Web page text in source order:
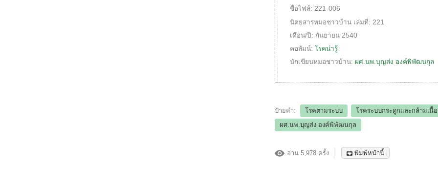
ชื่อไฟล์: 221-006
นิตยสารหมอชาวบ้าน เล่มที่: 221
เดือน/ปี: กันยายน 2540
คอลัมน์: โรคน่ารู้
นักเขียนหมอชาวบ้าน: ผศ.นพ.บุญส่ง องค์พิพัฒนกุล
ป้ายคำ: โรคตามระบบ โรคระบบกระดูกและกล้ามเนื้อ
ผศ.นพ.บุญส่ง องค์พิพัฒนกุล
อ่าน 5,978 ครั้ง พิมพ์หน้านี้